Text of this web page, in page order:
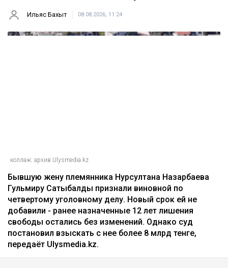
Ильяс Бахыт 08.08.2026, 11:24
коллаж: архив Ulysmedia.kz
Бывшую жену племянника Нурсултана Назарбаева
Гульмиру Сатыбалды признали виновной по
четвертому уголовному делу. Новый срок ей не
добавили - ранее назначенные 12 лет лишения
свободы остались без изменений. Однако суд
постановил взыскать с нее более 8 млрд тенге,
передаёт Ulysmedia.kz.